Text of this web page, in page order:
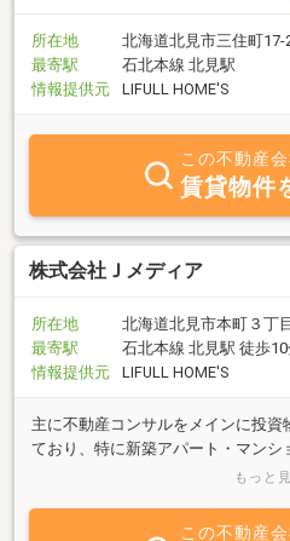
所在地
北海道北見市三住町17-
最寄駅
石北本線 北見駅
情報提供元
LIFULL HOME'S
この不動産
賃貸物件
株式会社Ｊメディア
所在地
北海道北見市本町３丁
最寄駅
石北本線 北見駅 徒歩10
情報提供元
LIFULL HOME'S
主に不動産コンサルをメインに投資
ており、特に新築アパート・マンシ
ます。お部屋探しは仲介専門店のビ
もっと
この不動産